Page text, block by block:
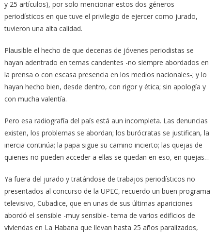
y 25 artículos), por solo mencionar estos dos géneros
periodísticos en que tuve el privilegio de ejercer como jurado,
tuvieron una alta calidad.
Plausible el hecho de que decenas de jóvenes periodistas se
hayan adentrado en temas candentes -no siempre abordados en
la prensa o con escasa presencia en los medios nacionales-; y lo
hayan hecho bien, desde dentro, con rigor y ética; sin apología y
con mucha valentía.
Pero esa radiografía del país está aun incompleta. Las denuncias
existen, los problemas se abordan; los burócratas se justifican, la
inercia continúa; la papa sigue su camino incierto; las quejas de
quienes no pueden acceder a ellas se quedan en eso, en quejas…
Ya fuera del jurado y tratándose de trabajos periodísticos no
presentados al concurso de la UPEC, recuerdo un buen programa
televisivo, Cubadice, que en unas de sus últimas apariciones
abordó el sensible -muy sensible- tema de varios edificios de
viviendas en La Habana que llevan hasta 25 años paralizados,